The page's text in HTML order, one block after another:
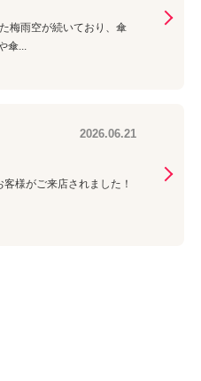
梅雨空が続いており、傘
傘...
2026.06.21
様がご来店されました！